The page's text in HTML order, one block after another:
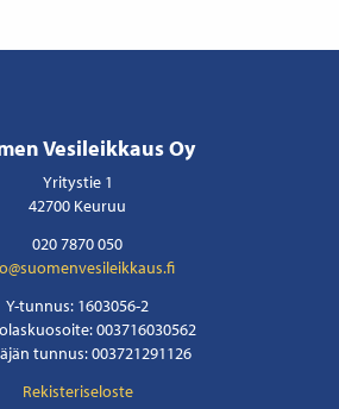
Vesileikkaus Oy
Yritystie 1
42700 Keuruu
020 7870 050
Y-tunnus: 1603056-2
003716030562
tunnus: 003721291126
Rekisteriseloste